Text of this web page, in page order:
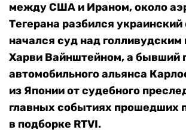
между США и Ираном, около
Тегерана разбился
начался суд над
Харви Вайнштейном, а бывший
автомобильного альянса
из Японии от судебного
главных событиях прошедших
в подборке RTVI.